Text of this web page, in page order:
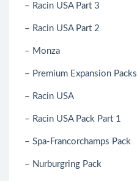
– Racin USA Part 3
– Racin USA Part 2
– Monza
– Premium Expansion Packs
– Racin USA
– Racin USA Pack Part 1
– Spa-Francorchamps Pack
– Nurburgring Pack